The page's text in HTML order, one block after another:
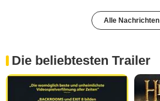
Alle Nachrichten
Die beliebtesten Trailer